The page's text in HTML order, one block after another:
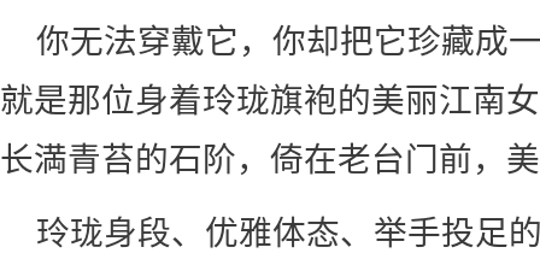
你无法穿戴它，你却把它珍藏成
就是那位身着玲珑旗袍的美丽江南
长満青苔的石阶，倚在老台门前，
玲珑身段、优雅体态、举手投足